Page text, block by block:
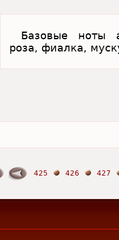
Базовые ноты
роза, фиалка,
425 426 427